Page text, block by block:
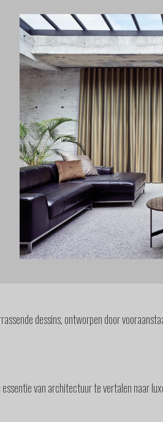
dessins, ontworpen door
van architectuur te vertalen naar